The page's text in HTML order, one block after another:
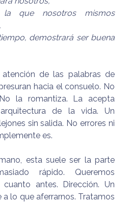
la que nosotros mismos
demostrará ser buena
de las palabras de
hacia el consuelo. No
la romantiza. La acepta
de la vida. Un
sin salida. No errores ni
es.
esta suele ser la parte
rápido. Queremos
antes. Dirección. Un
lo que aferrarnos. Tratamos